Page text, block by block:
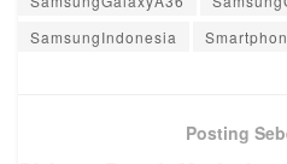
SamsungIndonesia
Posting